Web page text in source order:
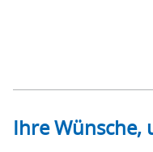
Ihre Wünsche,